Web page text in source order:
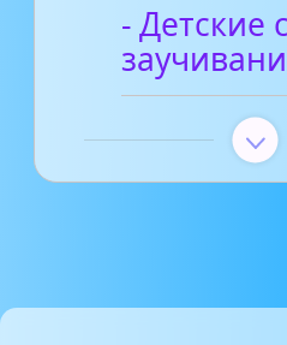
- Детские